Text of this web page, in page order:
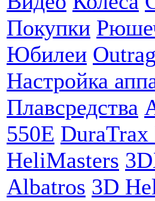
Покупки
Юбилеи
Настройка
Плавсредства
550E
HeliMasters
Albatros 3D